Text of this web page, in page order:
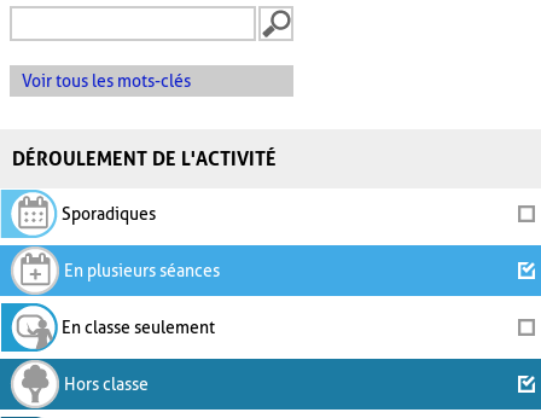
Voir tous les mots-clés
DÉROULEMENT DE L'ACTIVITÉ
Sporadiques
En plusieurs séances
En classe seulement
Hors classe